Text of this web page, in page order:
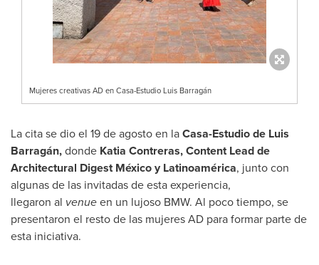
Mujeres creativas AD en Casa-Estudio Luis Barragán
La cita se dio el 19 de agosto en laCasa-Estudio de Luis
Barragán,donde Katia Contreras,Content Lead de
Architectural Digest México y Latinoamérica, junto con
algunas de las invitadas de esta experiencia,
llegaron al venueen un lujoso BMW. Al poco tiempo, se
presentaron el resto de las mujeres AD para formar parte de
esta iniciativa.